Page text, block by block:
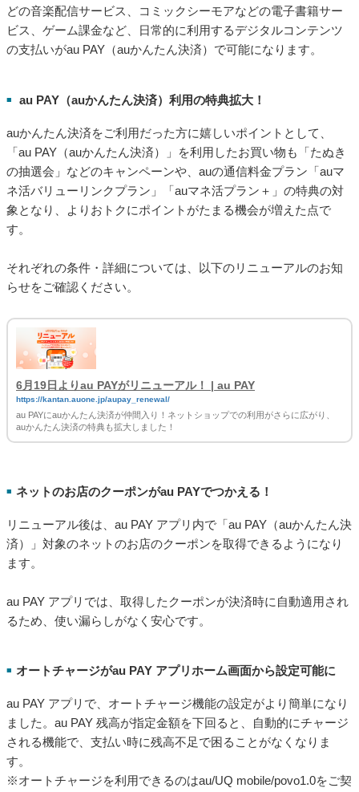
どの音楽配信サービス、コミックシーモアなどの電子書籍サー
ビス、ゲーム課金など、日常的に利用するデジタルコンテンツ
の支払いがau PAY（auかんたん決済）で可能になります。
■ au PAY（auかんたん決済）利用の特典拡大！
auかんたん決済をご利用だった方に嬉しいポイントとして、
「au PAY（auかんたん決済）」を利用したお買い物も「たぬき
の抽選会」などのキャンペーンや、auの通信料金プラン「auマ
ネ活バリューリンクプラン」「auマネ活プラン＋」の特典の対
象となり、よりおトクにポイントがたまる機会が増えた点で
す。
それぞれの条件・詳細については、以下のリニューアルのお知
らせをご確認ください。
6月19日よりau PAYがリニューアル！ | au PAY
https://kantan.auone.jp/aupay_renewal/
au PAYにauかんたん決済が仲間入り！ネットショップでの利用がさらに広がり、
auかんたん決済の特典も拡大しました！
■ ネットのお店のクーポンがau PAYでつかえる！
リニューアル後は、au PAY アプリ内で「au PAY（auかんたん決
済）」対象のネットのお店のクーポンを取得できるようになり
ます。
au PAY アプリでは、取得したクーポンが決済時に自動適用され
るため、使い漏らしがなく安心です。
■ オートチャージがau PAY アプリホーム画面から設定可能に
au PAY アプリで、オートチャージ機能の設定がより簡単になり
ました。au PAY 残高が指定金額を下回ると、自動的にチャージ
される機能で、支払い時に残高不足で困ることがなくなりま
す。
※オートチャージを利用できるのはau/UQ mobile/povo1.0をご契